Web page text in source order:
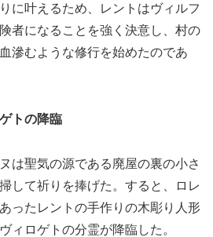
に叶えるため、レントはヴィルフ
者になることを強く決意し、村の
滲むような修行を始めたのであ
トの降臨
は聖気の源である廃屋の裏の小さ
して祈りを捧げた。すると、ロレ
ったレントの手作りの木彫り人形
ィロゲトの分霊が降臨した。